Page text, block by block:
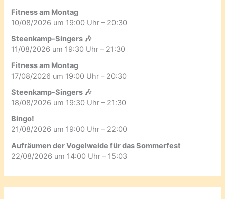
Fitness am Montag
10/08/2026 um 19:00 Uhr – 20:30
Steenkamp-Singers 🎶
11/08/2026 um 19:30 Uhr – 21:30
Fitness am Montag
17/08/2026 um 19:00 Uhr – 20:30
Steenkamp-Singers 🎶
18/08/2026 um 19:30 Uhr – 21:30
Bingo!
21/08/2026 um 19:00 Uhr – 22:00
Aufräumen der Vogelweide für das Sommerfest
22/08/2026 um 14:00 Uhr – 15:03